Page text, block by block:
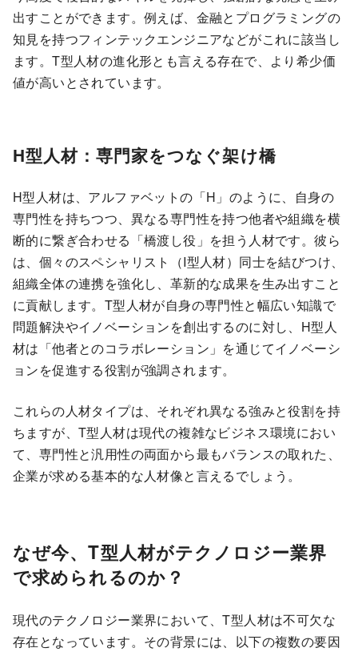
出すことができます。例えば、金融とプログラミングの
知見を持つフィンテックエンジニアなどがこれに該当し
ます。T型人材の進化形とも言える存在で、より希少価
値が高いとされています。
H型人材：専門家をつなぐ架け橋
H型人材は、アルファベットの「H」のように、自身の
専門性を持ちつつ、異なる専門性を持つ他者や組織を横
断的に繋ぎ合わせる「橋渡し役」を担う人材です。彼ら
は、個々のスペシャリスト（I型人材）同士を結びつけ、
組織全体の連携を強化し、革新的な成果を生み出すこと
に貢献します。T型人材が自身の専門性と幅広い知識で
問題解決やイノベーションを創出するのに対し、H型人
材は「他者とのコラボレーション」を通じてイノベーシ
ョンを促進する役割が強調されます。
これらの人材タイプは、それぞれ異なる強みと役割を持
ちますが、T型人材は現代の複雑なビジネス環境におい
て、専門性と汎用性の両面から最もバランスの取れた、
企業が求める基本的な人材像と言えるでしょう。
なぜ今、T型人材がテクノロジー業界
で求められるのか？
現代のテクノロジー業界において、T型人材は不可欠な
存在となっています。その背景には、以下の複数の要因